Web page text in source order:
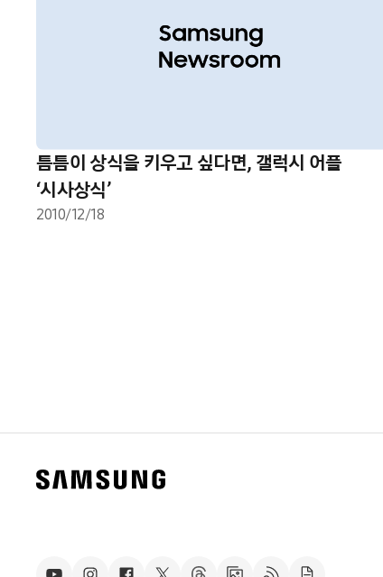
틈틈이 상식을 키우고 싶다면, 갤럭시 어플
‘시사상식’
2010/12/18